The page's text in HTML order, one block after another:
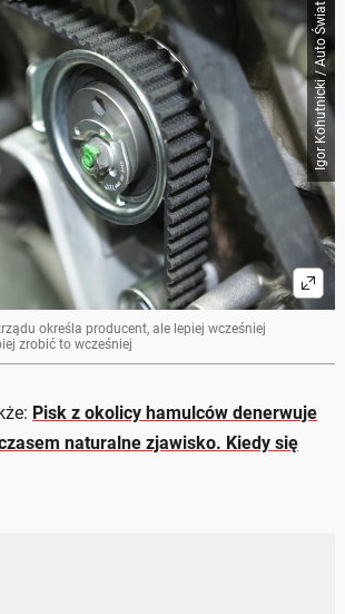
Igor Kohutnicki / Auto Świat
określa producent, ale lepiej wcześniej
zrobić to wcześniej
Pisk z okolicy hamulców denerwuje
naturalne zjawisko. Kiedy się